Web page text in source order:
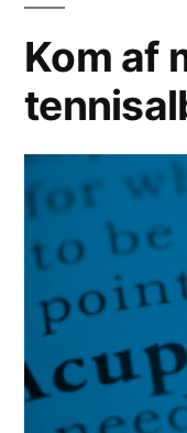
Kom af